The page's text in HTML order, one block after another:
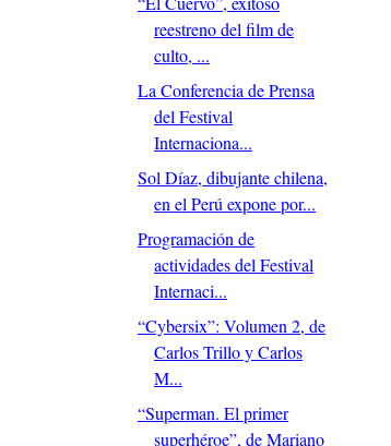
reestreno del film de
culto, ...
La Conferencia de Prensa
del Festival
Internaciona...
Sol Díaz, dibujante chilena,
en el Perú expone por...
Programación de
actividades del Festival
Internaci...
“Cybersix”: Volumen 2, de
Carlos Trillo y Carlos
M...
“Superman. El primer
superhéroe”, de Mariano